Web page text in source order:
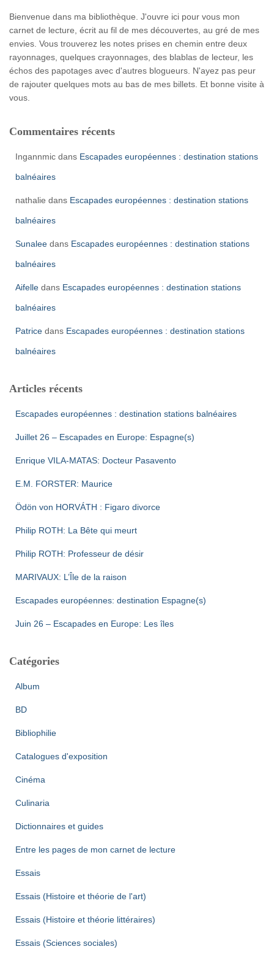
Bienvenue dans ma bibliothèque. J'ouvre ici pour vous mon
carnet de lecture, écrit au fil de mes découvertes, au gré de mes
envies. Vous trouverez les notes prises en chemin entre deux
rayonnages, quelques crayonnages, des blablas de lecteur, les
échos des papotages avec d'autres blogueurs. N'ayez pas peur
de rajouter quelques mots au bas de mes billets. Et bonne visite à
vous.
Commentaires récents
Ingannmic dans Escapades européennes : destination stations
balnéaires
nathalie dans Escapades européennes : destination stations
balnéaires
Sunalee dans Escapades européennes : destination stations
balnéaires
Aifelle dans Escapades européennes : destination stations
balnéaires
Patrice dans Escapades européennes : destination stations
balnéaires
Articles récents
Escapades européennes : destination stations balnéaires
Juillet 26 – Escapades en Europe: Espagne(s)
Enrique VILA-MATAS: Docteur Pasavento
E.M. FORSTER: Maurice
Ödön von HORVÁTH : Figaro divorce
Philip ROTH: La Bête qui meurt
Philip ROTH: Professeur de désir
MARIVAUX: L’Île de la raison
Escapades européennes: destination Espagne(s)
Juin 26 – Escapades en Europe: Les îles
Catégories
Album
BD
Bibliophilie
Catalogues d'exposition
Cinéma
Culinaria
Dictionnaires et guides
Entre les pages de mon carnet de lecture
Essais
Essais (Histoire et théorie de l'art)
Essais (Histoire et théorie littéraires)
Essais (Sciences sociales)